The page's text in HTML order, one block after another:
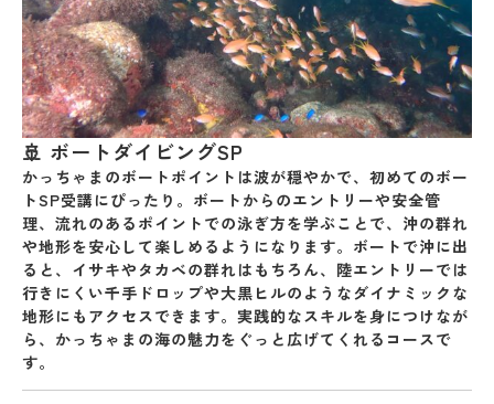
🚢 ボートダイビングSP
かっちゃまのボートポイントは波が穏やかで、初めてのボー
トSP受講にぴったり。ボートからのエントリーや安全管
理、流れのあるポイントでの泳ぎ方を学ぶことで、沖の群れ
や地形を安心して楽しめるようになります。ボートで沖に出
ると、 イサキやタカベの群れはもちろん、陸エントリーでは
行きにくい千手ドロップや大黒ヒルのようなダイナミックな
地形にもアクセスできます。実践的なスキルを身につけなが
ら、かっちゃまの海の魅力をぐっと広げてくれるコースで
す。